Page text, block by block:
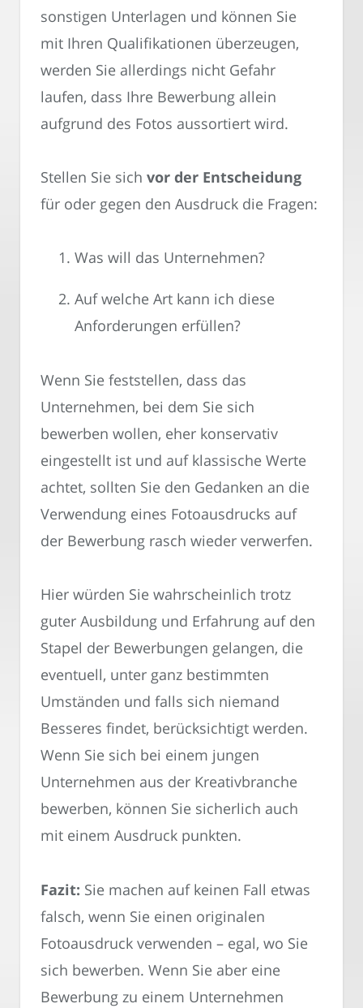
sonstigen Unterlagen und können Sie
mit Ihren Qualifikationen überzeugen,
werden Sie allerdings nicht Gefahr
laufen, dass Ihre Bewerbung allein
aufgrund des Fotos aussortiert wird.
Stellen Sie sich vor der Entscheidung
für oder gegen den Ausdruck die Fragen:
Was will das Unternehmen?
Auf welche Art kann ich diese
Anforderungen erfüllen?
Wenn Sie feststellen, dass das
Unternehmen, bei dem Sie sich
bewerben wollen, eher konservativ
eingestellt ist und auf klassische Werte
achtet, sollten Sie den Gedanken an die
Verwendung eines Fotoausdrucks auf
der Bewerbung rasch wieder verwerfen.
Hier würden Sie wahrscheinlich trotz
guter Ausbildung und Erfahrung auf den
Stapel der Bewerbungen gelangen, die
eventuell, unter ganz bestimmten
Umständen und falls sich niemand
Besseres findet, berücksichtigt werden.
Wenn Sie sich bei einem jungen
Unternehmen aus der Kreativbranche
bewerben, können Sie sicherlich auch
mit einem Ausdruck punkten.
Fazit: Sie machen auf keinen Fall etwas
falsch, wenn Sie einen originalen
Fotoausdruck verwenden – egal, wo Sie
sich bewerben. Wenn Sie aber eine
Bewerbung zu einem Unternehmen